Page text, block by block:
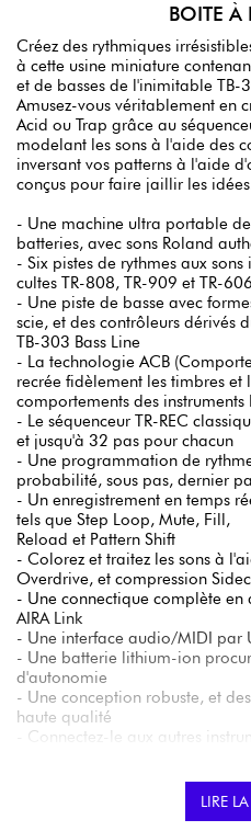
BOITE À
Créez des rythmiques
à cette usine miniature
et de basses de l'inimitable TB-
Amusez-vous véritablement en
Acid ou Trap grâce au
modelant les sons à l'aide des
inversant vos patterns à l'aide
conçus pour faire jaillir les
- Une machine ultra portable
batteries, avec sons Roland
- Six pistes de rythmes aux
cultes TR-808, TR-909 et TR-606
- Une piste de basse avec
scie, et des contrôleurs dérivés
TB-303 Bass Line
- La technologie ACB
recrée fidèlement les timbres et
comportements des
- Le séquenceur TR-REC
et jusqu'à 32 pas pour chacun
- Une programmation de
probabilité, sous pas, dernier
- Un enregistrement en temps
tels que Step Loop, Mute, Fill,
Reload et Pattern Shift
- Colorez et traitez les sons à
Overdrive, et compression
- Une connectique complète en
AIRA Link
- Une interface audio/MIDI par
- Une batterie lithium-ion
d'autonomie
- Une conception robuste, et
haute qualité
- Connectez-le aux autres
LIRE